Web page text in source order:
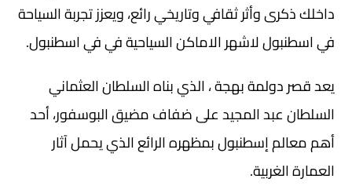
داخلك ذكرى وأثر ثقافي وتاريخي رائع، ويعزز تجربة السياحة
في اسطنبول لاشهر الاماكن السياحية في في اسطنبول.
يعد قصر دولمة بهجة ، الذي بناه السلطان العثماني
السلطان عبد المجيد على ضفاف مضيق البوسفور، أحد
أهم معالم إسطنبول بمظهره الرائع الذي يحمل آثار
العمارة الغربية.